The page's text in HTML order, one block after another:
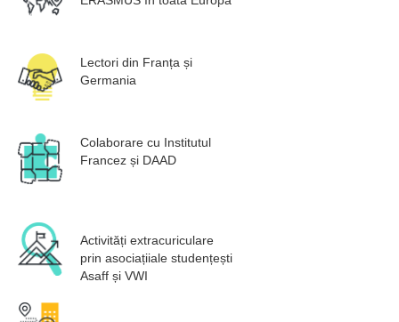
Lectori din Franța și
Germania
Colaborare cu Institutul
Francez și DAAD
Activități extracuriculare
prin asociațiiale studențești
Asaff și VWI